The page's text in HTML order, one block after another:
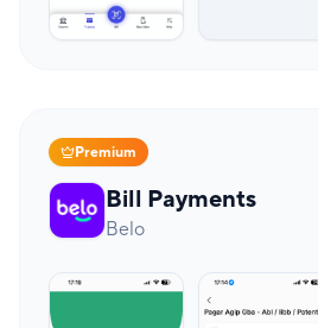
Premium
Bill Payments
Belo